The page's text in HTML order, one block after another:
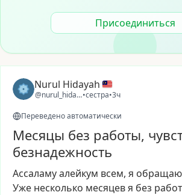
Присоединиться
Nurul Hidayah
@nurul_hidayah63
•сестра•3ч
Переведено автоматически
Месяцы без работы,
безнадежность
Ассаламуалейкум всем, я
Уже несколько месяцевя без